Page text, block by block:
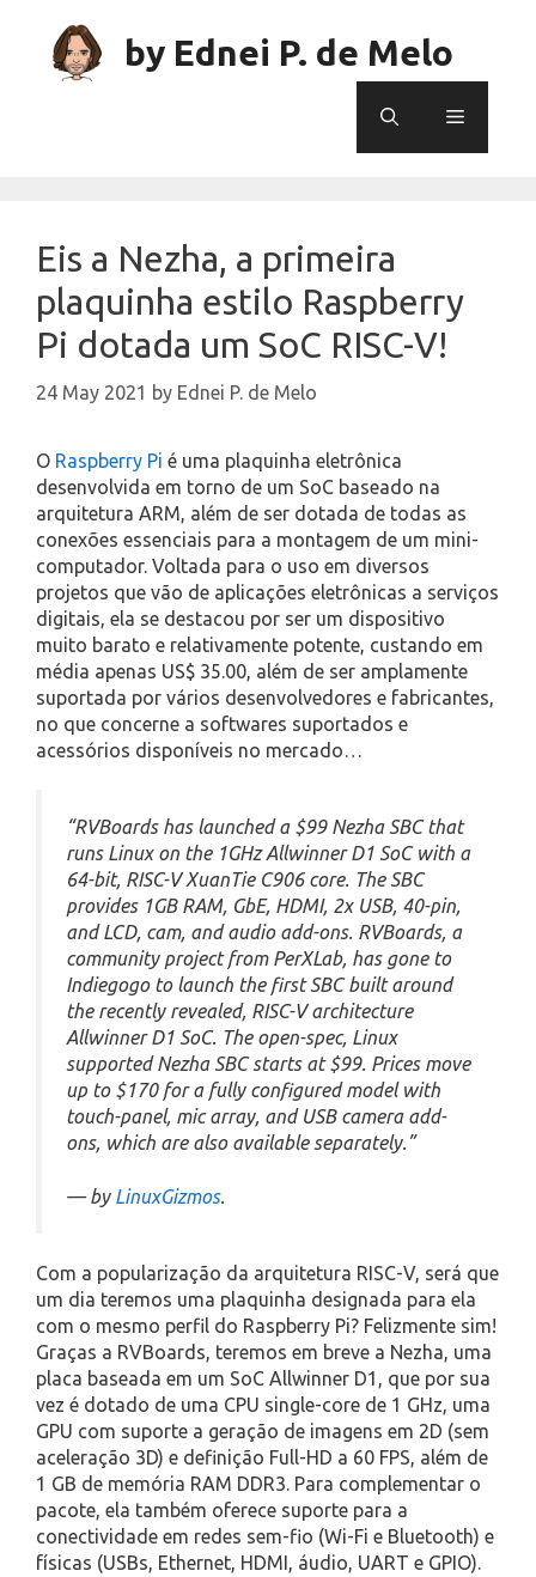
content
by Ednei P. de Melo
Menu
Eis a Nezha, a primeira
plaquinha estilo Raspberry
Pi dotada um SoC RISC-V!
24 May 2021 by Ednei P. de Melo
O Raspberry Pi é uma plaquinha eletrônica
desenvolvida em torno de um SoC baseado na
arquitetura ARM, além de ser dotada de todas as
conexões essenciais para a montagem de um mini-
computador. Voltada para o uso em diversos
projetos que vão de aplicações eletrônicas a serviços
digitais, ela se destacou por ser um dispositivo
muito barato e relativamente potente, custando em
média apenas US$ 35.00, além de ser amplamente
suportada por vários desenvolvedores e fabricantes,
no que concerne a softwares suportados e
acessórios disponíveis no mercado…
“RVBoards has launched a $99 Nezha SBC that
runs Linux on the 1GHz Allwinner D1 SoC with a
64-bit, RISC-V XuanTie C906 core. The SBC
provides 1GB RAM, GbE, HDMI, 2x USB, 40-pin,
and LCD, cam, and audio add-ons. RVBoards, a
community project from PerXLab, has gone to
Indiegogo to launch the first SBC built around
the recently revealed, RISC-V architecture
Allwinner D1 SoC. The open-spec, Linux
supported Nezha SBC starts at $99. Prices move
up to $170 for a fully configured model with
touch-panel, mic array, and USB camera add-
ons, which are also available separately.”
— by LinuxGizmos.
Com a popularização da arquitetura RISC-V, será que
um dia teremos uma plaquinha designada para ela
com o mesmo perfil do Raspberry Pi? Felizmente sim!
Graças a RVBoards, teremos em breve a Nezha, uma
placa baseada em um SoC Allwinner D1, que por sua
vez é dotado de uma CPU single-core de 1 GHz, uma
GPU com suporte a geração de imagens em 2D (sem
aceleração 3D) e definição Full-HD a 60 FPS, além de
1 GB de memória RAM DDR3. Para complementar o
pacote, ela também oferece suporte para a
conectividade em redes sem-fio (Wi-Fi e Bluetooth) e
físicas (USBs, Ethernet, HDMI, áudio, UART e GPIO).